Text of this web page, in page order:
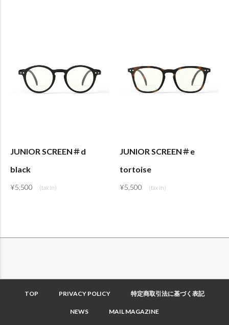
JUNIOR SCREEN＃d
black
¥5,500
JUNIOR SCREEN＃e
tortoise
¥5,500
TOP PRIVACY POLICY 特定商取引法に基づく表記
NEWS MAIL MAGAZINE